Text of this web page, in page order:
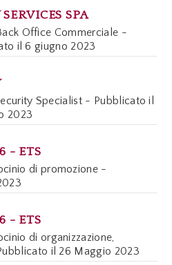
SPA
Office Commerciale -
il 6 giugno 2023
Specialist - Pubblicato il
2023
- ETS
di promozione -
- ETS
di organizzazione,
il 26 Maggio 2023